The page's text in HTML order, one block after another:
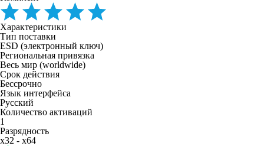
Характеристики
Тип поставки
ESD (электронный ключ)
Региональная привязка
Весь мир (worldwide)
Срок действия
Бессрочно
Язык интерфейса
Русский
Количество активаций
1
Разрядность
x32 - x64